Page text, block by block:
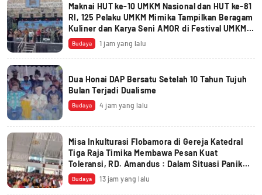
Maknai HUT ke-10 UMKM Nasional dan HUT ke-81
RI, 125 Pelaku UMKM Mimika Tampilkan Beragam
Kuliner dan Karya Seni AMOR di Festival UMKM
2026
Budaya 1 jam yang lalu
Dua Honai DAP Bersatu Setelah 10 Tahun Tujuh
Bulan Terjadi Dualisme
Budaya 4 jam yang lalu
Misa Inkulturasi Flobamora di Gereja Katedral
Tiga Raja Timika Membawa Pesan Kuat
Toleransi, RD. Amandus : Dalam Situasi Panik
Yesus Disebut ‘Hantu’
Budaya 13 jam yang lalu